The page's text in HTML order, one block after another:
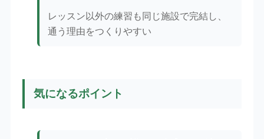
レッスン以外の練習も同じ施設で完結し、
通う理由をつくりやすい
気になるポイント